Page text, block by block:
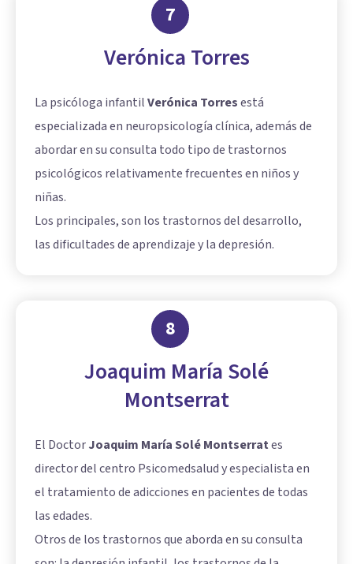
7
Verónica Torres
La psicóloga infantilVerónica Torresestá
especializada en neuropsicología clínica, además de
abordar en su consulta todo tipo de trastornos
psicológicos relativamente frecuentes en niños y
niñas.
Los principales, son los trastornos del desarrollo,
las dificultades de aprendizaje y la depresión.
8
Joaquim María Solé
Montserrat
El DoctorJoaquim María Solé Montserrates
director del centro Psicomedsalud y especialista en
el tratamiento de adicciones en pacientes de todas
las edades.
Otros de los trastornos que aborda en su consulta